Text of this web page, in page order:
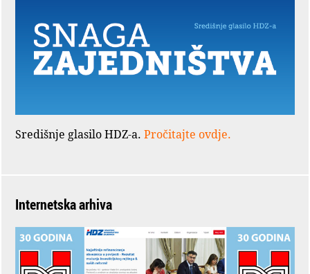
Središnje glasilo HDZ-a. Pročitajte ovdje.
Internetska arhiva